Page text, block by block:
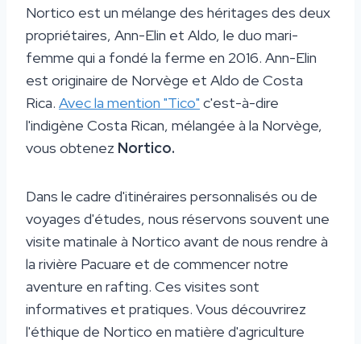
Nortico est un mélange des héritages des deux
propriétaires, Ann-Elin et Aldo, le duo mari-
femme qui a fondé la ferme en 2016. Ann-Elin
est originaire de Norvège et Aldo de Costa
Rica. Avec la mention "Tico" c'est-à-dire
l'indigène Costa Rican, mélangée à la Norvège,
vous obtenez Nortico.
Dans le cadre d'itinéraires personnalisés ou de
voyages d'études, nous réservons souvent une
visite matinale à Nortico avant de nous rendre à
la rivière Pacuare et de commencer notre
aventure en rafting. Ces visites sont
informatives et pratiques. Vous découvrirez
l'éthique de Nortico en matière d'agriculture